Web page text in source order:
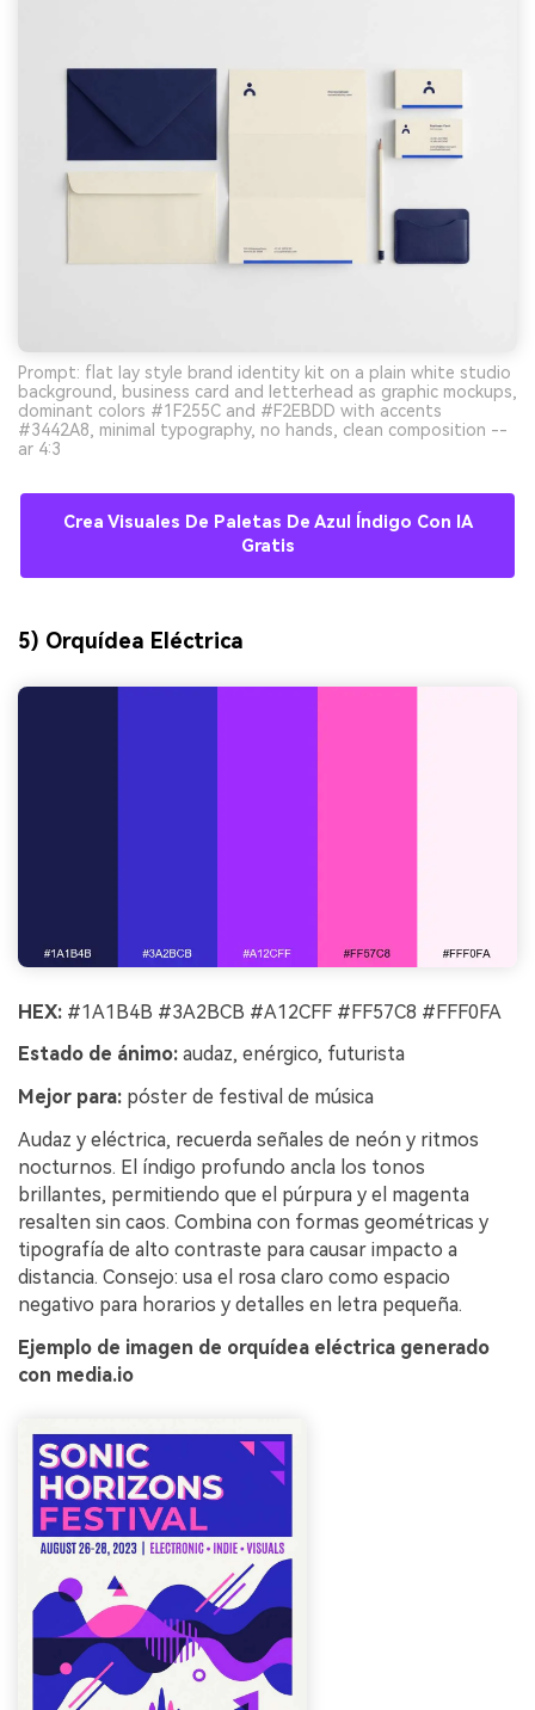
Prompt: flat lay style brand identity kit on a plain white studio
background, business card and letterhead as graphic mockups,
dominant colors #1F255C and #F2EBDD with accents
#3442A8, minimal typography, no hands, clean composition --
ar 4:3
Crea Visuales De Paletas De Azul Índigo Con IA
Gratis
5) Orquídea Eléctrica
HEX: #1A1B4B #3A2BCB #A12CFF #FF57C8 #FFF0FA
Estado de ánimo: audaz, enérgico, futurista
Mejor para: póster de festival de música
Audaz y eléctrica, recuerda señales de neón y ritmos
nocturnos. El índigo profundo ancla los tonos
brillantes, permitiendo que el púrpura y el magenta
resalten sin caos. Combina con formas geométricas y
tipografía de alto contraste para causar impacto a
distancia. Consejo: usa el rosa claro como espacio
negativo para horarios y detalles en letra pequeña.
Ejemplo de imagen de orquídea eléctrica generado
con media.io